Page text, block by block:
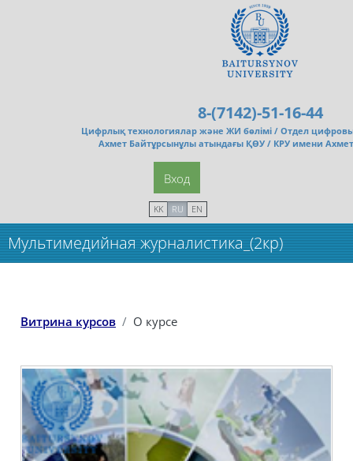
8-(7142)-51-16-44
Цифрлық технологиялар және ЖИ бөлімі / Отдел
Ахмет Байтұрсынұлы атындағы ҚӨУ / КРУ имени
Вход
KK RU EN
Мультимедийная журналистика_(2кр)
Витрина курсов О курсе